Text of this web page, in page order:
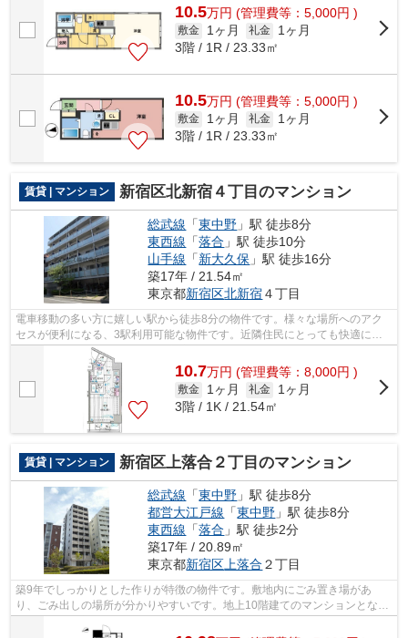
10.5万円 (管理費等：5,000円 )
敷金 1ヶ月 礼金
1ヶ月
3階 / 1R / 23.33㎡
10.5万円 (管理費等：5,000円 )
敷金 1ヶ月 礼金
1ヶ月
3階 / 1R / 23.33㎡
賃貸 | マンション 新宿区北新宿４丁目のマンション
総武線 「東中野 」駅 徒歩8分
東西線 「落合 」駅 徒歩10分
山手線 「新大久保 」駅 徒歩16分
築17年 / 21.54㎡
東京都新宿区北新宿４丁目
電車移動の多い方に嬉しい駅から徒歩8分の物件です。様々な場所へのアク
セスが便利になる、3駅利用可能な物件です。近隣住民にとっても快適にな
る敷地内ごみ置き場付きです。新宿区エ...
10.7万円 (管理費等：8,000円 )
敷金 1ヶ月 礼金
1ヶ月
3階 / 1K / 21.54㎡
賃貸 | マンション 新宿区上落合２丁目のマンション
総武線 「東中野 」駅 徒歩8分
都営大江戸線 「東中野 」駅 徒歩8分
東西線 「落合 」駅 徒歩2分
築17年 / 20.89㎡
東京都新宿区上落合 ２丁目
築9年でしっかりとした作りが特徴の物件です。敷地内にごみ置き場があ
り、ごみ出しの場所が分かりやすいです。地上10階建てのマンションとなっ
ております。初期費用のカード決済で、ポ...